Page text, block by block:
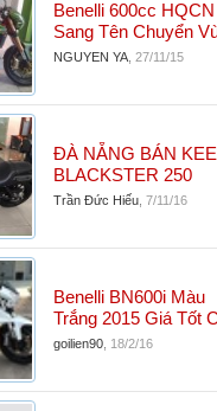
Benelli 600cc HQCN
Sang Tên Chuyển
NGUYEN YA 27/11/15
ĐÀ NẴNG BÁN
BLACKSTER 250
Trần Đức Hiếu 7/11/16
Benelli BN600i Màu
Trắng 2015 Giá Tốt
goilien90 18/2/16